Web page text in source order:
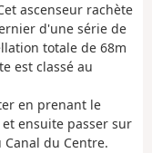
ascenseur rachète
d'une série de
totale de 68m
est classé au
en prenant le
ensuite passer sur
du Centre.